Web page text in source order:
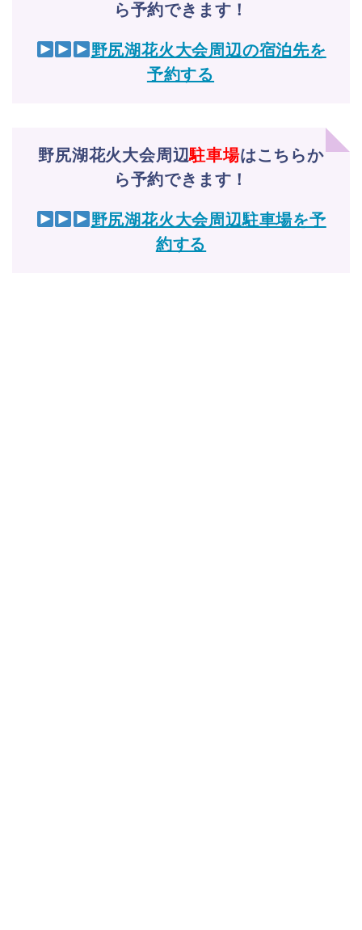
ら予約できます！
野尻湖花火大会周辺の宿泊先を
予約する
野尻湖花火大会周辺駐車場はこちらか
ら予約できます！
野尻湖花火大会周辺駐車場を予
約する